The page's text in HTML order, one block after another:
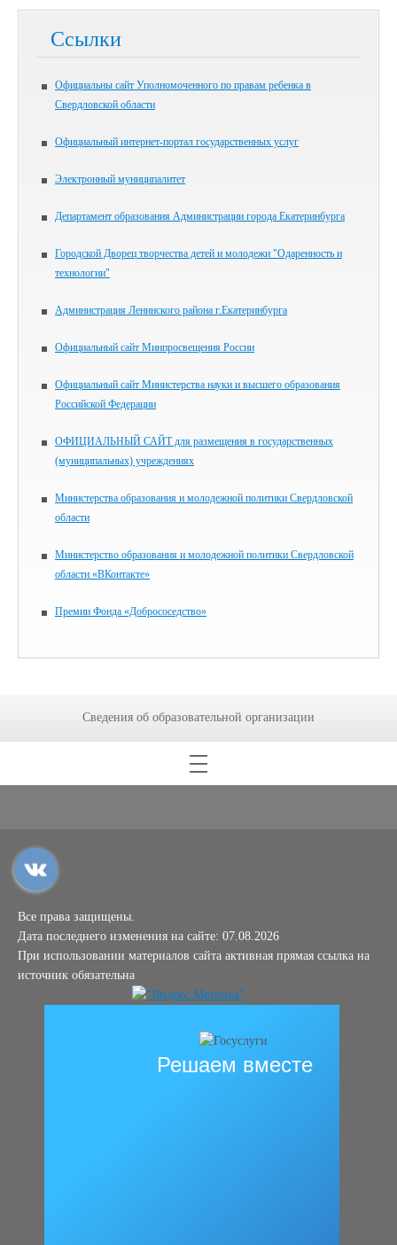
Ссылки
Официальны сайт Уполномоченного по правам ребенка в
Свердловской области
Официальный интернет-портал государственных услуг
Электронный муниципалитет
Департамент образования Администрации города Екатеринбурга
Городской Дворец творчества детей и молодежи "Одаренность и
технологии"
Администрация Ленинского района г.Екатеринбурга
Официальный сайт Минпросвещения России
Официальный сайт Министерства науки и высшего образования
Российской Федерации
ОФИЦИАЛЬНЫЙ САЙТ для размещения в государственных
(муниципальных) учреждениях
Министерства образования и молодежной политики Свердловской
области
Министерство образования и молодежной политики Свердловской
области «ВКонтакте»
Премии Фонда «Добрососедство»
Сведения об образовательной организации
Все права защищены.
Дата последнего изменения на сайте: 07.08.2026
При использовании материалов сайта активная прямая ссылка на
источник обязательна
Решаем вместе